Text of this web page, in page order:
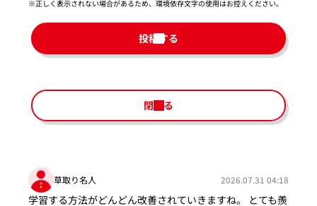
※正しく表示されない場合があるため、環境依存文字の使用はお控えください。​
投稿する
閉じる
草取り名人 2026.07.31 04:18
学習する方法がどんどん改善されていきますね。 とても羨